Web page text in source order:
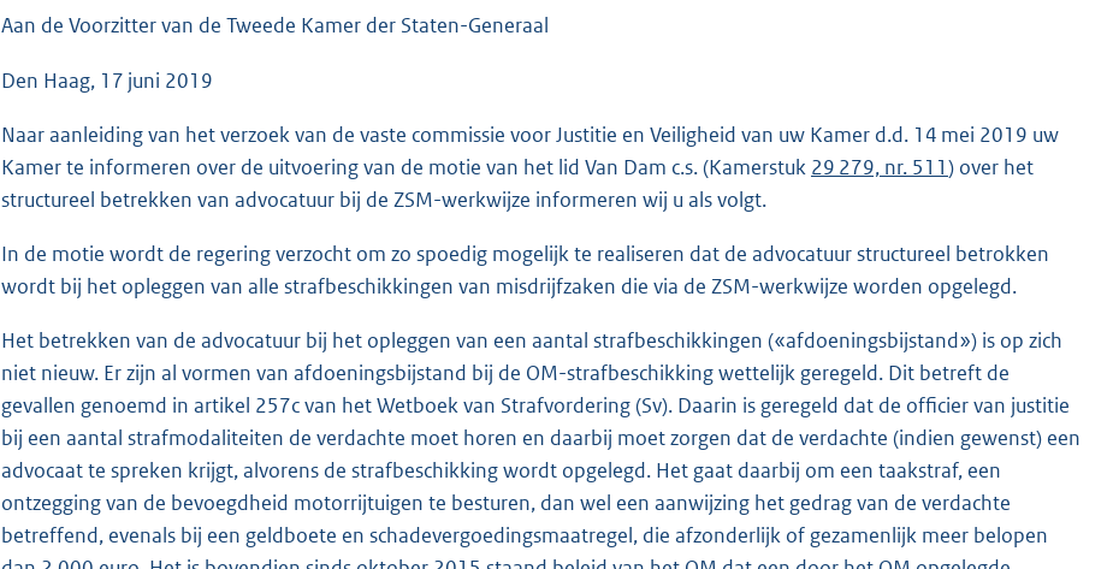
o
:
3
8
b
Aan de Voorzitter van de Tweede Kamer der Staten-Generaal
Den Haag, 17 juni 2019
Naar aanleiding van het verzoek van de vaste commissie voor Justitie en Veiligheid van uw Kamer d.d. 14 mei 2019 uw
Kamer te informeren over de uitvoering van de motie van het lid Van Dam c.s. (Kamerstuk 29 279, nr. 511) over het
structureel betrekken van advocatuur bij de ZSM-werkwijze informeren wij u als volgt.
In de motie wordt de regering verzocht om zo spoedig mogelijk te realiseren dat de advocatuur structureel betrokken
wordt bij het opleggen van alle strafbeschikkingen van misdrijfzaken die via de ZSM-werkwijze worden opgelegd.
Het betrekken van de advocatuur bij het opleggen van een aantal strafbeschikkingen («afdoeningsbijstand») is op zich
niet nieuw. Er zijn al vormen van afdoeningsbijstand bij de OM-strafbeschikking wettelijk geregeld. Dit betreft de
gevallen genoemd in artikel 257c van het Wetboek van Strafvordering (Sv). Daarin is geregeld dat de officier van justitie
bij een aantal strafmodaliteiten de verdachte moet horen en daarbij moet zorgen dat de verdachte (indien gewenst) een
advocaat te spreken krijgt, alvorens de strafbeschikking wordt opgelegd. Het gaat daarbij om een taakstraf, een
ontzegging van de bevoegdheid motorrijtuigen te besturen, dan wel een aanwijzing het gedrag van de verdachte
betreffend, evenals bij een geldboete en schadevergoedingsmaatregel, die afzonderlijk of gezamenlijk meer belopen